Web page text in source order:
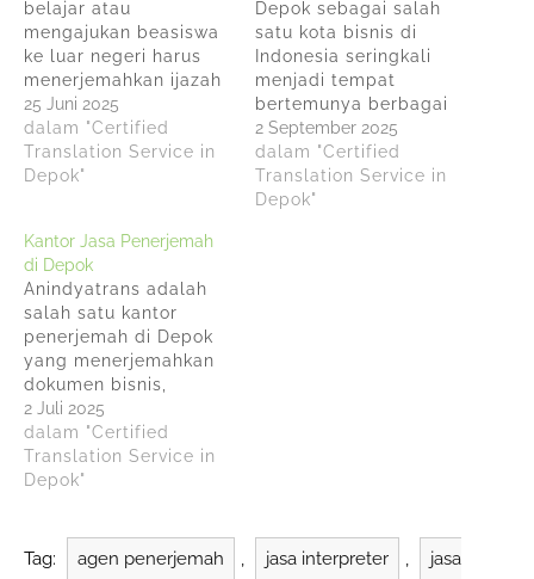
belajar atau
mengajukan beasiswa
ke luar negeri harus
menerjemahkan ijazah
mereka melalui
penerjemah
tersumpah.
Anindyatrans adalah
tersumpah di Depok
untuk bahasa Inggris,
Arab, Mandarin, Korea,
Jepang, Thailand,
Vietnam, Spanyol,
Jerman, Prancis,
Belanda, Rusia, dan
Portugis. Memilih
Anindyatrans sebagai
jasa terjemahan
tersumpah akan
25 Juni 2025
dalam "Certified
Translation Service in
Depok"
Depok sebagai salah
satu kota bisnis di
Indonesia seringkali
menjadi tempat
bertemunya berbagai
kepentingan, investasi
atau transaksi
domestik maupun
internasional. Dalam
2 September 2025
dalam "Certified
Translation Service in
Depok"
Kantor Jasa Penerjemah
di Depok
Anindyatrans adalah
salah satu kantor
penerjemah di Depok
yang menerjemahkan
dokumen bisnis,
pendidikan, hukum,
medis dan
engineering.
Anindyatrans memiliki
terjemahan yang
2 Juli 2025
dalam "Certified
Translation Service in
Depok"
Tag: agen penerjemah , jasa interpreter , jasa